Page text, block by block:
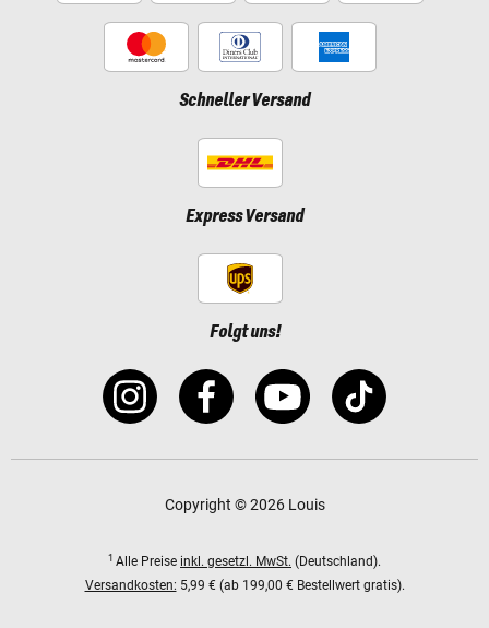
Schneller Versand
Express Versand
Folgt uns!
Copyright © 2026 Louis
1 Alle Preise inkl. gesetzl. MwSt. (Deutschland).
Versandkosten: 5,99 € (ab 199,00 € Bestellwert gratis).